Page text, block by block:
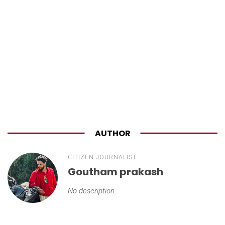
AUTHOR
CITIZEN JOURNALIST
Goutham prakash
No description...